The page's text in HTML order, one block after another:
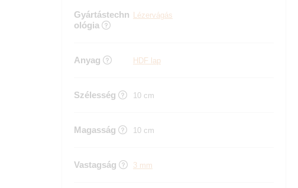
Gyártástechn
ológia
Lézervágás
Anyag HDF lap
Szélesség 10 cm
Magasság 10 cm
Vastagság 3 mm